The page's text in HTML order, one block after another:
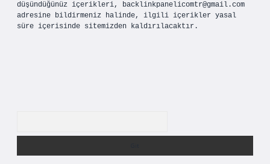
düşündüğünüz içerikleri, backlinkpanelicomtr@gmail.com
adresine bildirmeniz halinde, ilgili içerikler yasal
süre içerisinde sitemizden kaldırılacaktır.